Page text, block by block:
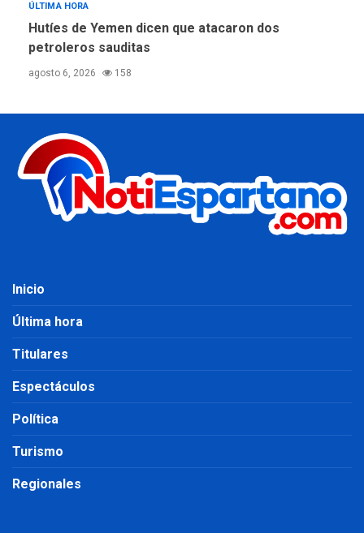
ÚLTIMA HORA
Hutíes de Yemen dicen que atacaron dos
petroleros sauditas
agosto 6, 2026 158
Inicio
Última hora
Titulares
Espectáculos
Política
Turismo
Regionales